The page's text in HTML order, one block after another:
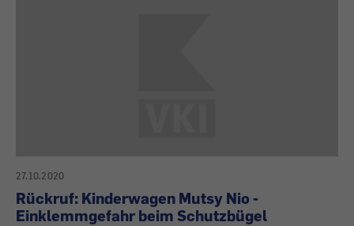
27.10.2020
Rückruf: Kinderwagen Mutsy Nio -
Einklemmgefahr beim Schutzbügel